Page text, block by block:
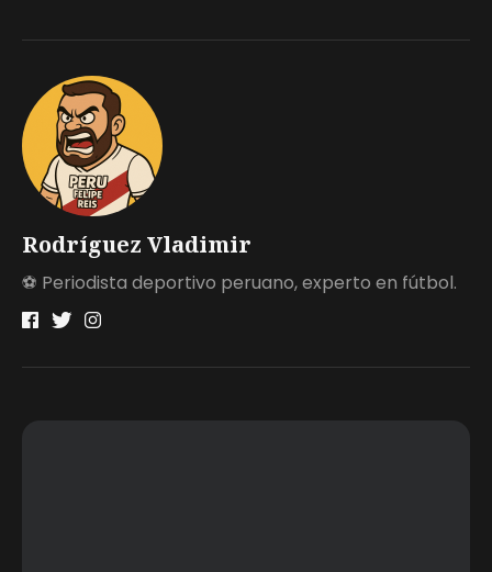
Rodríguez Vladimir
⚽ Periodista deportivo peruano, experto en fútbol.